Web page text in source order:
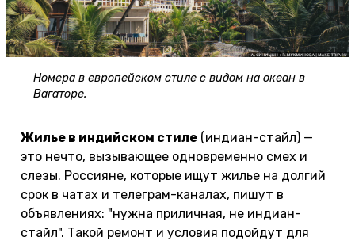
Номера в европейском стиле с видом на океан в
Вагаторе.
Жилье в индийском стиле (индиан-стайл) —
это нечто, вызывающее одновременно смех и
слезы. Россияне, которые ищут жилье на долгий
срок в чатах и телеграм-каналах, пишут в
объявлениях: "нужна приличная, не индиан-
стайл". Такой ремонт и условия подойдут для